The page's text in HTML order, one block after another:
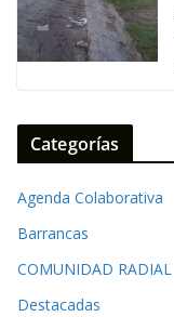
Categorías
Agenda Colaborativa
Barrancas
COMUNIDAD RADIAL
Destacadas